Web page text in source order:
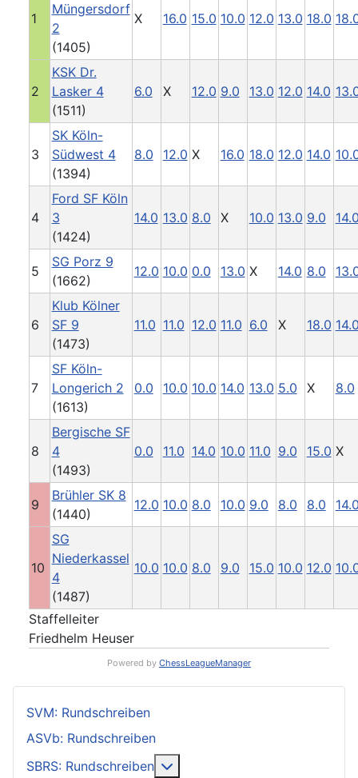
1
Müngersdorf
2
(1405)
X 16.0 15.0 10.0 12.0 13.0 18.0
2
KSK Dr.
Lasker 4
(1511)
6.0 X 12.0 9.0 13.0 12.0 14.0
3
SK Köln-
Südwest 4
(1394)
8.0 12.0 X 16.0 18.0 12.0 14.0
4
Ford SF Köln
3
(1424)
14.0 13.0 8.0 X 10.0 13.0 9.0
5
SG Porz 9
(1662)
12.0 10.0 0.0 13.0 X 14.0 8.0
6
Klub Kölner
SF 9
(1473)
11.0 11.0 12.0 11.0 6.0 X 18.0
7
SF Köln-
Longerich 2
(1613)
0.0 10.0 10.0 14.0 13.0 5.0 X 8.0
8
Bergische SF
4
(1493)
0.0 11.0 14.0 10.0 11.0 9.0 15.0 X
9
Brühler SK 8
(1440)
12.0 10.0 8.0 10.0 9.0 8.0 8.0
10
SG
Niederkassel
4
(1487)
10.0 10.0 8.0 9.0 15.0 10.0 12.0
Staffelleiter
Friedhelm Heuser
Powered by ChessLeagueManager
SVM: Rundschreiben
ASVb: Rundschreiben
SBRS: Rundschreiben